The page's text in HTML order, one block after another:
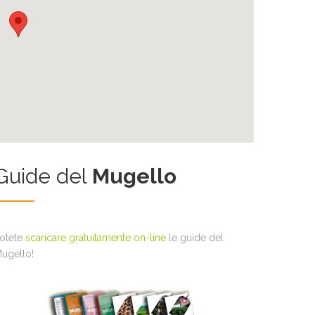
del Mugello
scaricare gratuitamente on-line le guide del